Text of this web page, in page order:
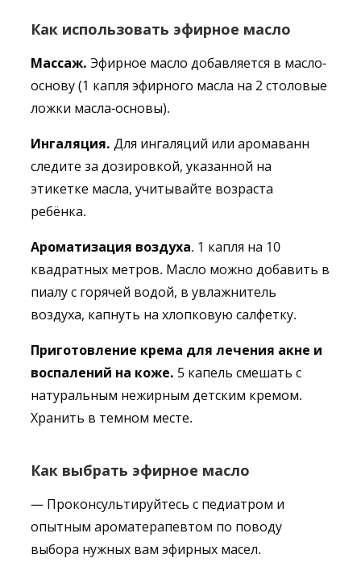
Как использовать эфирное масло
Массаж. Эфирное масло добавляется в масло-
основу (1 капля эфирного масла на 2 столовые
ложки масла-основы).
Ингаляция. Для ингаляций или аромаванн
следите за дозировкой, указанной на
этикетке масла, учитывайте возраста
ребёнка.
Ароматизация воздуха. 1 капля на 10
квадратных метров. Масло можно добавить в
пиалу с горячей водой, в увлажнитель
воздуха, капнуть на хлопковую салфетку.
Приготовление крема для лечения акне и
воспалений на коже. 5 капель смешать с
натуральным нежирным детским кремом.
Хранить в темном месте.
Как выбрать эфирное масло
— Проконсультируйтесь с педиатром и
опытным ароматерапевтом по поводу
выбора нужных вам эфирных масел.